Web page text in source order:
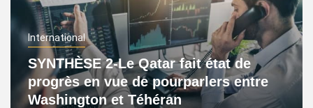
International
SYNTHÈSE 2-Le Qatar fait état de
progrès en vue de pourparlers entre
Washington et Téhéran